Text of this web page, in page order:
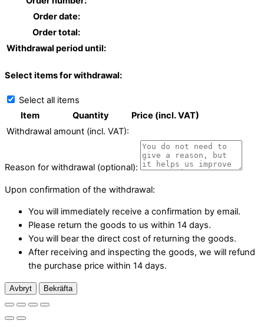
Order date:
Order total:
Withdrawal period until:
Select items for withdrawal:
Select all items
Item
Quantity
Price (incl. VAT)
Withdrawal amount (incl. VAT):
Reason for withdrawal (optional):
Upon confirmation of the withdrawal:
You will immediately receive a confirmation by email.
Please return the goods to us within 14 days.
You will bear the direct cost of returning the goods.
After receiving and inspecting the goods, we will refund
the purchase price within 14 days.
Avbryt Bekräfta